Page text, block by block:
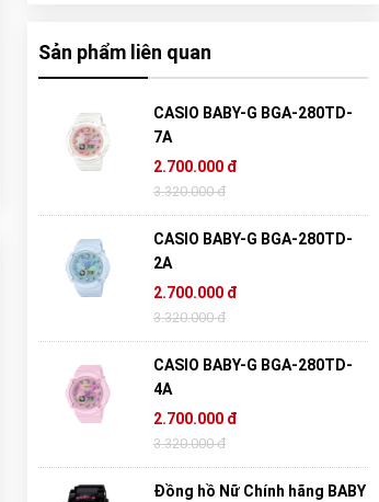
Sản phẩm liên quan
CASIO BABY-G BGA-280TD-
7A
2.700.000 đ
3.320.000 đ
CASIO BABY-G BGA-280TD-
2A
2.700.000 đ
3.320.000 đ
CASIO BABY-G BGA-280TD-
4A
2.700.000 đ
3.320.000 đ
Đồng hồ Nữ Chính hãng BABY